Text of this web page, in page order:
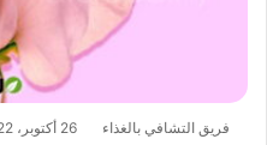
فريق التشافي بالغذاء 26 أكتوبر، 2022